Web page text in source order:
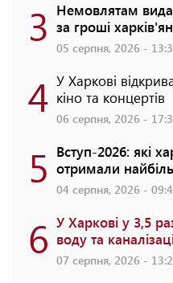
3 Немовлятам
за гроші харків'ян
05 серпня, 2026 -
4 У Харкові
кіно та концертів
06 серпня, 2026 -
5 Вступ-2026: які
отримали
04 серпня, 2026 -
6 У Харкові у 3,5
воду та
07 серпня, 2026 -